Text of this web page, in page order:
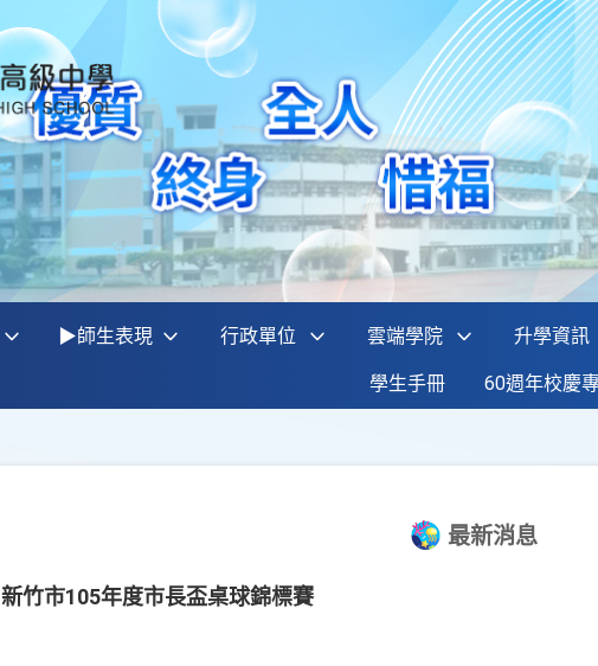
▶師生表現 行政單位 雲端學院 升學資訊
學生手冊 60週年校慶
最新消息
新竹市105年度市長盃桌球錦標賽